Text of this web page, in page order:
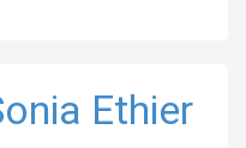
Ethier